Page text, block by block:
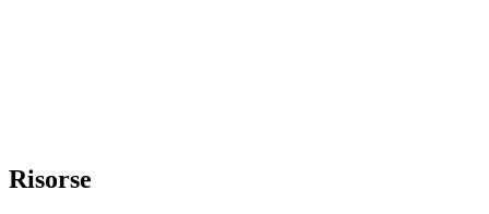
Risorse